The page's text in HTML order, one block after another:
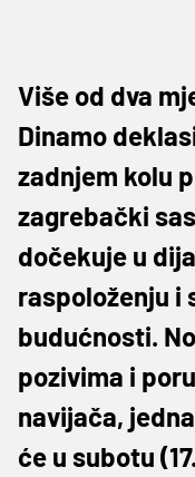
Više od dva
Dinamo
zadnjem kolu
zagrebački
dočekuje u
raspoloženju i
budućnosti.
pozivima i
navijača,
će u subotu